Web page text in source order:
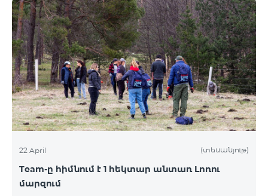
22 April (տեսանյութ)
Team-ը հիմնում է 1 հեկտար անտառ Լոռու
մարզում